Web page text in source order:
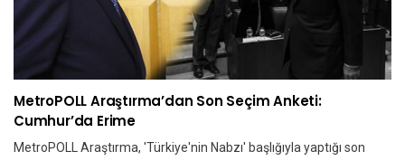
MetroPOLL Araştırma’dan Son Seçim Anketi:
Cumhur’da Erime
MetroPOLL Araştırma, 'Türkiye'nin Nabzı' başlığıyla yaptığı son